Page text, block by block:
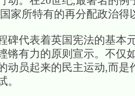
家所特有的再分配政治得
碑代表着英国宪法的基本
锵有力的原则宣示。不仅
动员起来的民主运动,而